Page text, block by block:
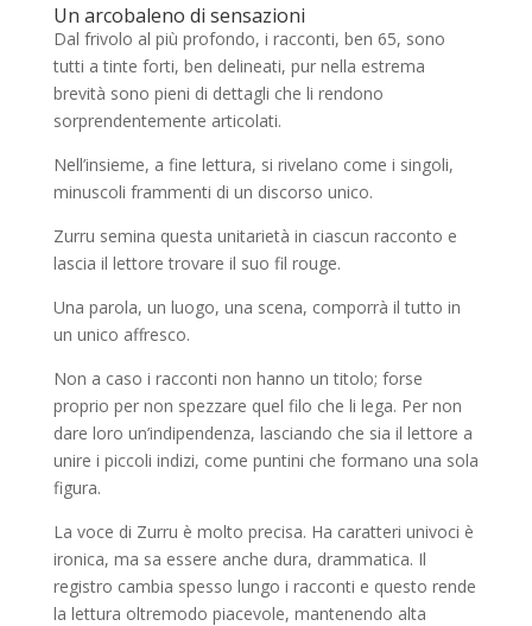
Un arcobaleno di sensazioni
Dal frivolo al più profondo, i racconti, ben 65, sono
tutti a tinte forti, ben delineati, pur nella estrema
brevità sono pieni di dettagli che li rendono
sorprendentemente articolati.
Nell’insieme, a fine lettura, si rivelano come i singoli,
minuscoli frammenti di un discorso unico.
Zurru semina questa unitarietà in ciascun racconto e
lascia il lettore trovare il suo fil rouge.
Una parola, un luogo, una scena, comporrà il tutto in
un unico affresco.
Non a caso i racconti non hanno un titolo; forse
proprio per non spezzare quel filo che li lega. Per non
dare loro un’indipendenza, lasciando che sia il lettore a
unire i piccoli indizi, come puntini che formano una sola
figura.
La voce di Zurru è molto precisa. Ha caratteri univoci è
ironica, ma sa essere anche dura, drammatica. Il
registro cambia spesso lungo i racconti e questo rende
la lettura oltremodo piacevole, mantenendo alta